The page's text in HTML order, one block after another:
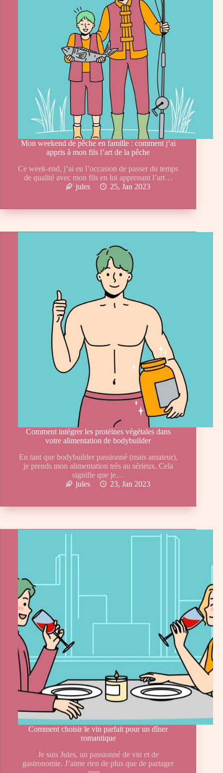
Mon weekend de pêche en famille : comment j’ai
appris à mon fils l’art de la pêche
Ce week-end, j’ai eu l’occasion de passer du temps
de qualité avec mon fils en lui apprenant l’art…
jules
25, Jan 2023
Comment intégrer les protéines végétales dans
votre alimentation de bodybuilder
En tant que bodybuilder passionné (mais amateur),
je prends mon alimentation très au sérieux. Cela
signifie que je…
jules
23, Jan 2023
Comment choisir le vin parfait pour un dîner
romantique
Je suis Jules, un passionné de vin et de
gastronomie. J’aime rien de plus que de partager